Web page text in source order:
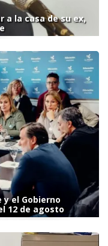
a la casa de su ex,
el Gobierno
12 de agosto